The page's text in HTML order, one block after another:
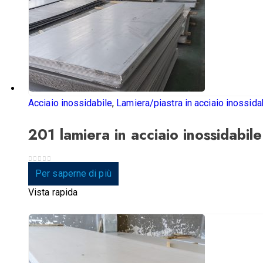
Acciaio inossidabile, Lamiera/piastra in acciaio
201 lamiera in acciaio inossidabile
Per saperne di più
Vista rapida